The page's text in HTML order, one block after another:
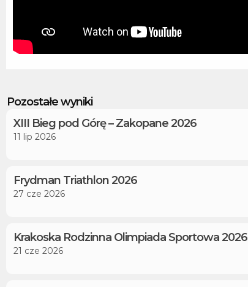
Pozostałe wyniki
XIII Bieg pod Górę – Zakopane 2026
11 lip 2026
Frydman Triathlon 2026
27 cze 2026
Krakoska Rodzinna Olimpiada Sportowa 2026
21 cze 2026